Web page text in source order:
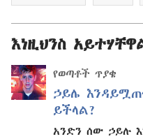
እነዚህንስ
የወጣቶች ጥያቄ
ኃይሌ
ይችላል?
አንድን ሰው ኃይሉ